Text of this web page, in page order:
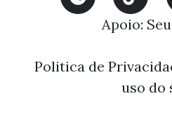
Apoio:
Politica de
uso do